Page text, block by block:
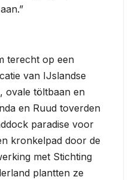
terecht op een
van IJslandse
ovale töltbaan en
en Ruud toverden
paradise voor
kronkelpad door de
met Stichting
plantten ze